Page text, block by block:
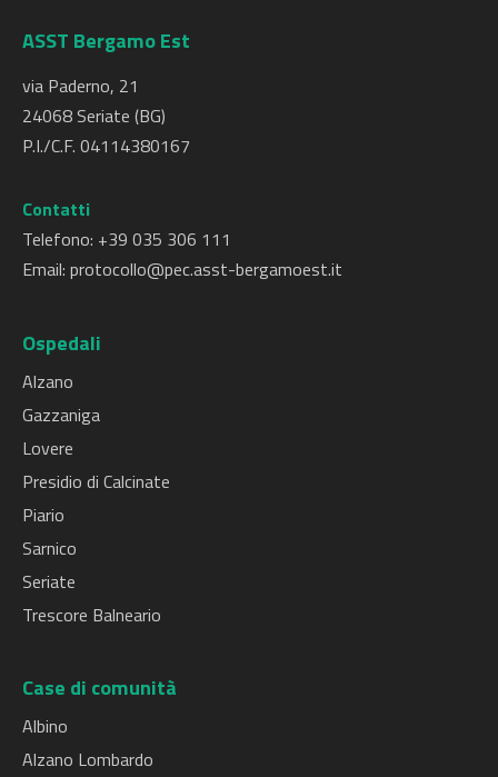
ASST Bergamo Est
via Paderno, 21
24068 Seriate (BG)
P.I./C.F. 04114380167
Contatti
Telefono: +39 035 306 111
Email: protocollo@pec.asst-bergamoest.it
Ospedali
Alzano
Gazzaniga
Lovere
Presidio di Calcinate
Piario
Sarnico
Seriate
Trescore Balneario
Case di comunità
Albino
Alzano Lombardo